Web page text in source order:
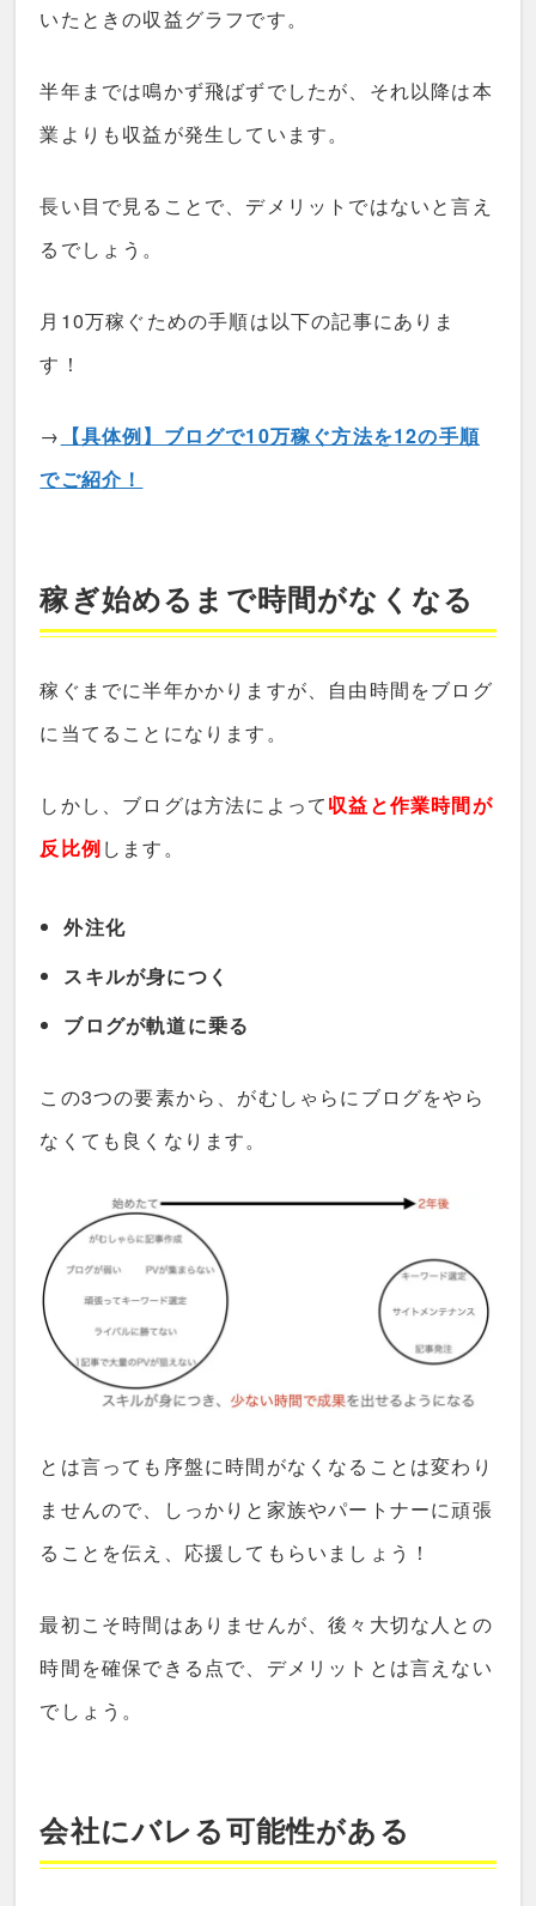
いたときの収益グラフです。
半年までは鳴かず飛ばずでしたが、それ以降は本
業よりも収益が発生しています。
長い目で見ることで、デメリットではないと言え
るでしょう。
月10万稼ぐための手順は以下の記事にありま
す！
→ 【具体例】ブログで10万稼ぐ方法を12の手順
でご紹介！
稼ぎ始めるまで時間がなくなる
稼ぐまでに半年かかりますが、自由時間をブログ
に当てることになります。
しかし、ブログは方法によって収益と作業時間が
反比例します。
外注化
スキルが身につく
ブログが軌道に乗る
この3つの要素から、がむしゃらにブログをやら
なくても良くなります。
とは言っても序盤に時間がなくなることは変わり
ませんので、しっかりと家族やパートナーに頑張
ることを伝え、応援してもらいましょう！
最初こそ時間はありませんが、後々大切な人との
時間を確保できる点で、デメリットとは言えない
でしょう。
会社にバレる可能性がある